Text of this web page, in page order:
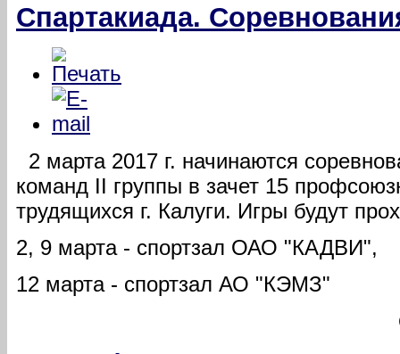
Спартакиада.
2 марта 2017 г. начинаются
команд II группы в зачет 15
трудящихся г. Калуги. Игры будут
2, 9 марта - спортзал ОАО "КАДВИ",
12 марта - спортзал АО "КЭМЗ"